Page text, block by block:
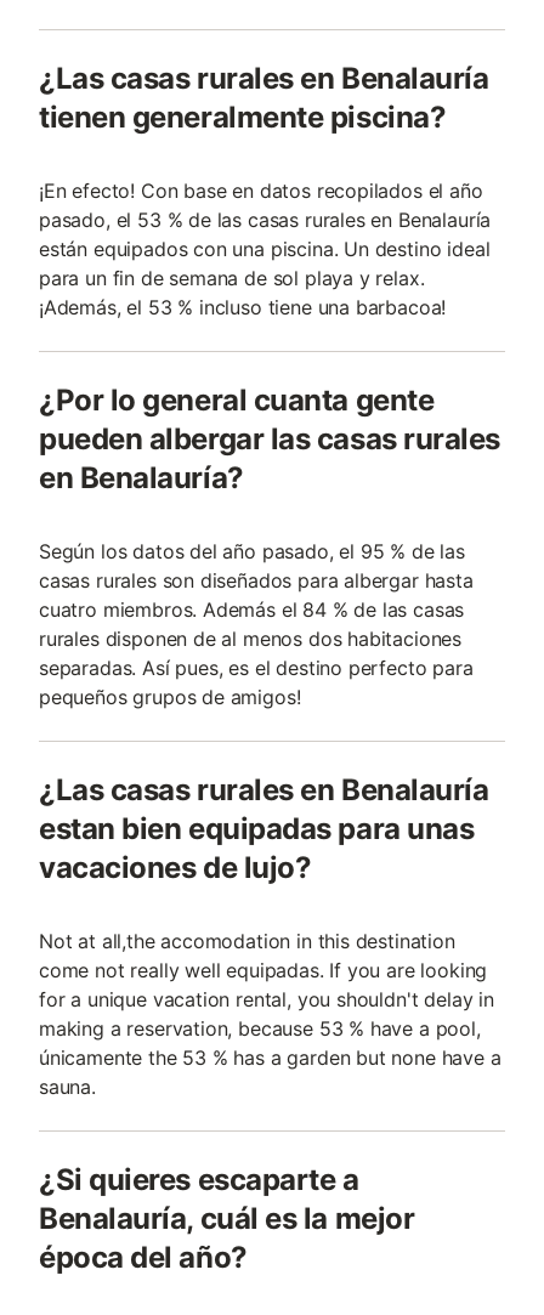
¿Las casas rurales en Benalauría
tienen generalmente piscina?
¡En efecto! Con base en datos recopilados el año
pasado, el 53 % de las casas rurales en Benalauría
están equipados con una piscina. Un destino ideal
para un fin de semana de sol playa y relax.
¡Además, el 53 % incluso tiene una barbacoa!
¿Por lo general cuanta gente
pueden albergar las casas rurales
en Benalauría?
Según los datos del año pasado, el 95 % de las
casas rurales son diseñados para albergar hasta
cuatro miembros. Además el 84 % de las casas
rurales disponen de al menos dos habitaciones
separadas. Así pues, es el destino perfecto para
pequeños grupos de amigos!
¿Las casas rurales en Benalauría
estan bien equipadas para unas
vacaciones de lujo?
Not at all,the accomodation in this destination
come not really well equipadas. If you are looking
for a unique vacation rental, you shouldn't delay in
making a reservation, because 53 % have a pool,
únicamente the 53 % has a garden but none have a
sauna.
¿Si quieres escaparte a
Benalauría, cuál es la mejor
época del año?